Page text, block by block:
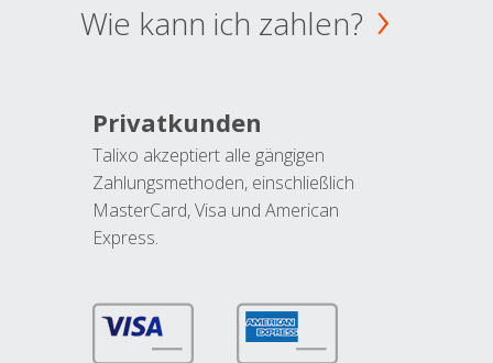
Wie kann ich zahlen?
Privatkunden
Talixo akzeptiert alle gängigen
Zahlungsmethoden, einschließlich
MasterCard, Visa und American
Express.